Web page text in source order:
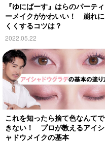
『ゆにばーす』はらのパーティ
ーメイクがかわいい！ 崩れに
くくするコツは？
2022.05.22
これを知ったら捨て色なんてで
きない！ プロが教えるアイシ
ャドウメイクの基本